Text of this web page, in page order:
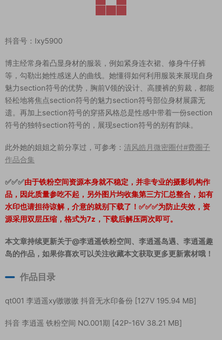
抖音号：Ixy5900
博主经常身着凸显身材的服装，例如紧身连衣裙、修身牛仔裤
等，勾勒出她性感迷人的曲线。她懂得如何利用服装来展现自身
魅力section符号的优势，胸前V领的设计、高腰裤的剪裁，都能
轻松地将焦点section符号的魅力section符号部位身材展露无
遗。再加上section符号的穿搭风格总是性感中带着一份section
符号的独特section符号的，展现section符号的别有韵味。
此外她的姐姐之前分享过，可参考： 清风皓月微密圈付#费圈子
作品合集
✅✅✅由于铁粉空间资源本身就不稳定，并非专业的摄影机构作
品，因此质量参吃不起，另外图片均收集第三方汇总整合，如有
水印也请担待谅解，介意的就别下载了！✅✅✅为防止失效，资
源采用双层压缩，格式为7z，下载后解压两次即可。
本文章持续更新关于@李逍遥铁粉空间、李逍遥岛遇、李逍遥趣
岛的作品，如果你喜欢可以关注收藏本文获取更多更新素材哦！
作品目录
qt001 李逍遥xy嗷嗷嗷 抖音无水印备份 [127V 195.94 MB]
抖音 李逍遥 铁粉空间 NO.001期 [42P-16V 38.21 MB]